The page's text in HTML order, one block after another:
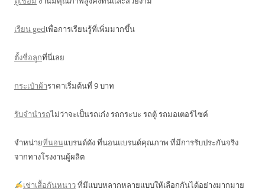
เรียน gedเพื่อการเรียนรู้ที่เพิ่มมากขึ้น
ตั้งชื่อลูกที่นี่เลย
กระเป๋าผ้าราคาเริ่มต้นที่ 9 บาท
รับจำนำรถไม่ว่าจะเป็นรถเก๋ง รถกระบะ รถตู้ รถมอเตอร์ไซค์
จำหน่ายที่นอนแบรนด์ดัง ที่นอนแบรนด์คุณภาพ ที่มีการรับประกันจริง
จากทางโรงงานผู้ผลิต
เช่าเสื้อกันหนาวที่มีแบบหลากหลายแบบให้เลือกกันได้อย่างมากมาย